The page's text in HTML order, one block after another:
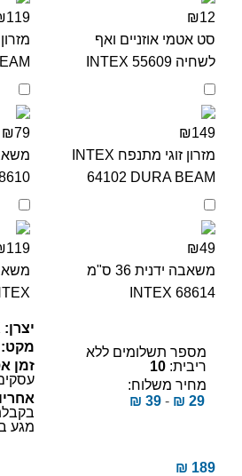
₪12
סט אטמי אוזניים ואף
לשחיה INTEX 55609
₪149
מזרון זוגי מתנפח INTEX
64102 DURA BEAM
₪79
₪49
משאבה ידנית 36 ס"מ
INTEX 68614
מספר תשלומים ללא
ריבית: 10
מחיר משלוח:
₪ 29
-
₪ 39
יצרן:
מקט:
זמן
מגע
₪ 189